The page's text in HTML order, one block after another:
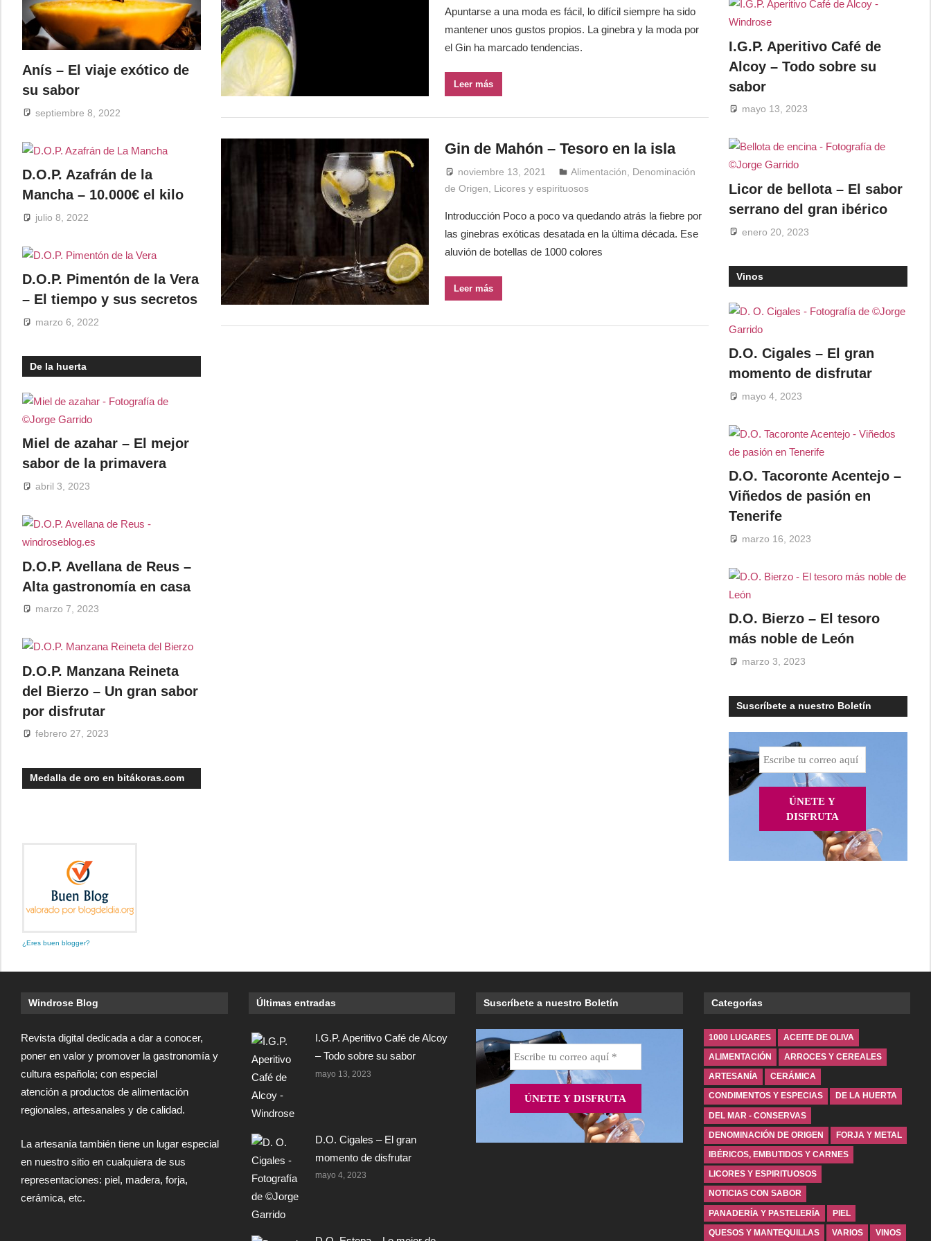
Apuntarse a una moda es fácil, lo difícil siempre ha sido
mantener unos gustos propios. La ginebra y la moda por
el Gin ha marcado tendencias.
Leer más
Gin de Mahón – Tesoro en la isla
noviembre 13, 2021 Windrose
Alimentación
Denominación
de Origen
Licores y espirituosos
Introducción Poco a poco va quedando atrás la fiebre por
las ginebras exóticas desatada en la última década. Ese
aluvión de botellas de 1000 colores
Leer más
Anís – El viaje exótico de
su sabor
septiembre 8, 2022
D.O.P. Azafrán de la
Mancha – 10.000€ el kilo
julio 8, 2022
D.O.P. Pimentón de la Vera
– El tiempo y sus secretos
marzo 6, 2022
De la huerta
Miel de azahar – El mejor
sabor de la primavera
abril 3, 2023
D.O.P. Avellana de Reus –
Alta gastronomía en casa
marzo 7, 2023
D.O.P. Manzana Reineta
del Bierzo – Un gran sabor
por disfrutar
febrero 27, 2023
Medalla de oro en bitákoras.com
¿Eres buen blogger?
I.G.P. Aperitivo Café de
Alcoy – Todo sobre su
sabor
mayo 13, 2023
Licor de bellota – El sabor
serrano del gran ibérico
enero 20, 2023
Vinos
D.O. Cigales – El gran
momento de disfrutar
mayo 4, 2023
D.O. Tacoronte Acentejo –
Viñedos de pasión en
Tenerife
marzo 16, 2023
D.O. Bierzo – El tesoro
más noble de León
marzo 3, 2023
Suscríbete a nuestro Boletín
Windrose Blog
Revista digital dedicada a dar a conocer,
poner en valor y promover la gastronomía y
cultura española; con especial
atención a productos de alimentación
regionales, artesanales y de calidad.
La artesanía también tiene un lugar especial
en nuestro sitio en cualquiera de sus
representaciones: piel, madera, forja,
cerámica, etc.
Últimas entradas
I.G.P. Aperitivo Café de Alcoy
– Todo sobre su sabor
mayo 13, 2023
D.O. Cigales – El gran
momento de disfrutar
mayo 4, 2023
Suscríbete a nuestro Boletín Categorías
1000 LUGARES ACEITE DE OLIVA
ALIMENTACIÓN ARROCES Y CEREALES
ARTESANÍA CERÁMICA
CONDIMENTOS Y ESPECIAS DE LA HUERTA
DEL MAR - CONSERVAS
DENOMINACIÓN DE ORIGEN FORJA Y METAL
IBÉRICOS, EMBUTIDOS Y CARNES
LICORES Y ESPIRITUOSOS
NOTICIAS CON SABOR
PANADERÍA Y PASTELERÍA PIEL
QUESOS Y MANTEQUILLAS VARIOS VINOS